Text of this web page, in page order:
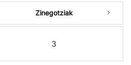
Zinegotziak
3